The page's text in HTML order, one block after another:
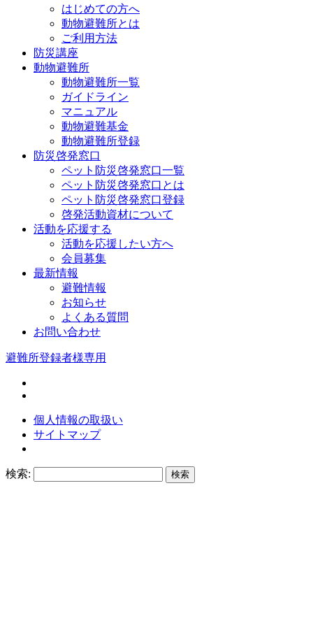
はじめての方へ
動物避難所とは
ご利用方法
防災講座
動物避難所
動物避難所一覧
ガイドライン
マニュアル
動物避難基金
動物避難所登録
防災啓発窓口
ペット防災啓発窓口一覧
ペット防災啓発窓口とは
ペット防災啓発窓口登録
啓発活動資材について
活動を応援する
活動を応援したい方へ
会員募集
最新情報
避難情報
お知らせ
よくある質問
お問い合わせ
避難所登録者様専用
個人情報の取扱い
サイトマップ
検索: